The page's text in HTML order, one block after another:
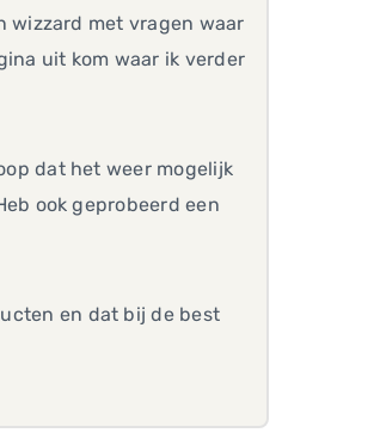
wizzard met vragen waar
uit kom waar ik verder
dat het weer mogelijk
ook geprobeerd een
en dat bij de best